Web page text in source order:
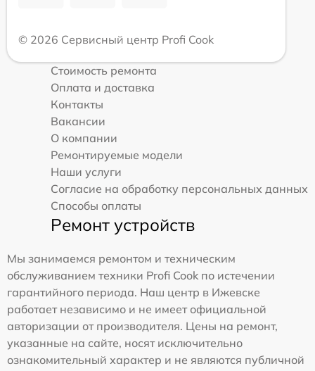
© 2026 Сервисный центр Profi Cook
Стоимость ремонта
Оплата и доставка
Контакты
Вакансии
О компании
Ремонтируемые модели
Наши услуги
Согласие на обработку персональных данных
Способы оплаты
Ремонт устройств
Мы занимаемся ремонтом и техническим
обслуживанием техники Profi Cook по истечении
гарантийного периода. Наш центр в Ижевске
работает независимо и не имеет официальной
авторизации от производителя. Цены на ремонт,
указанные на сайте, носят исключительно
ознакомительный характер и не являются публичной